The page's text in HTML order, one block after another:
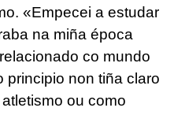
«Empecei a estudar
na miña época
co mundo
principio non tiña claro
ou como